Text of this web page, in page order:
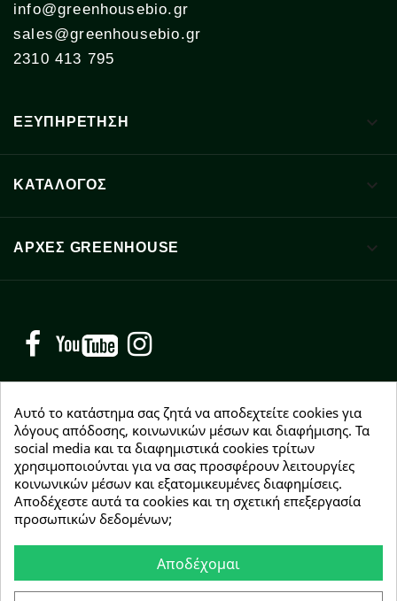
info@greenhousebio.gr
sales@greenhousebio.gr
2310 413 795
ΕΞΥΠΗΡΕΤΗΣΗ 
ΚΑΤΑΛΟΓΟΣ 
ΑΡΧΈΣ GREENHOUSE 
Facebook YouTube
NEWSLETTER
Εγγραφείτε δωρεάν και θα είστε οι πρώτοι που θα
λάβετε τα νέα μας γύρω από προσφορές, εκπτώσεις
και νέα προϊόντα.
Συμφωνώ με τουςόρους χρήσης
Αυτό το κατάστημα σας ζητά να αποδεχτείτε cookies για
λόγους απόδοσης, κοινωνικών μέσων και διαφήμισης. Τα
social media και τα διαφημιστικά cookies τρίτων
χρησιμοποιούνται για να σας προσφέρουν λειτουργίες
κοινωνικών μέσων και εξατομικευμένες διαφημίσεις.
Αποδέχεστε αυτά τα cookies και τη σχετική επεξεργασία
προσωπικών δεδομένων;
Αποδέχομαι